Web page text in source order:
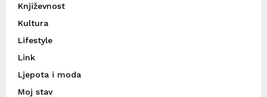
Književnost
Kultura
Lifestyle
Link
Ljepota i moda
Moj stav